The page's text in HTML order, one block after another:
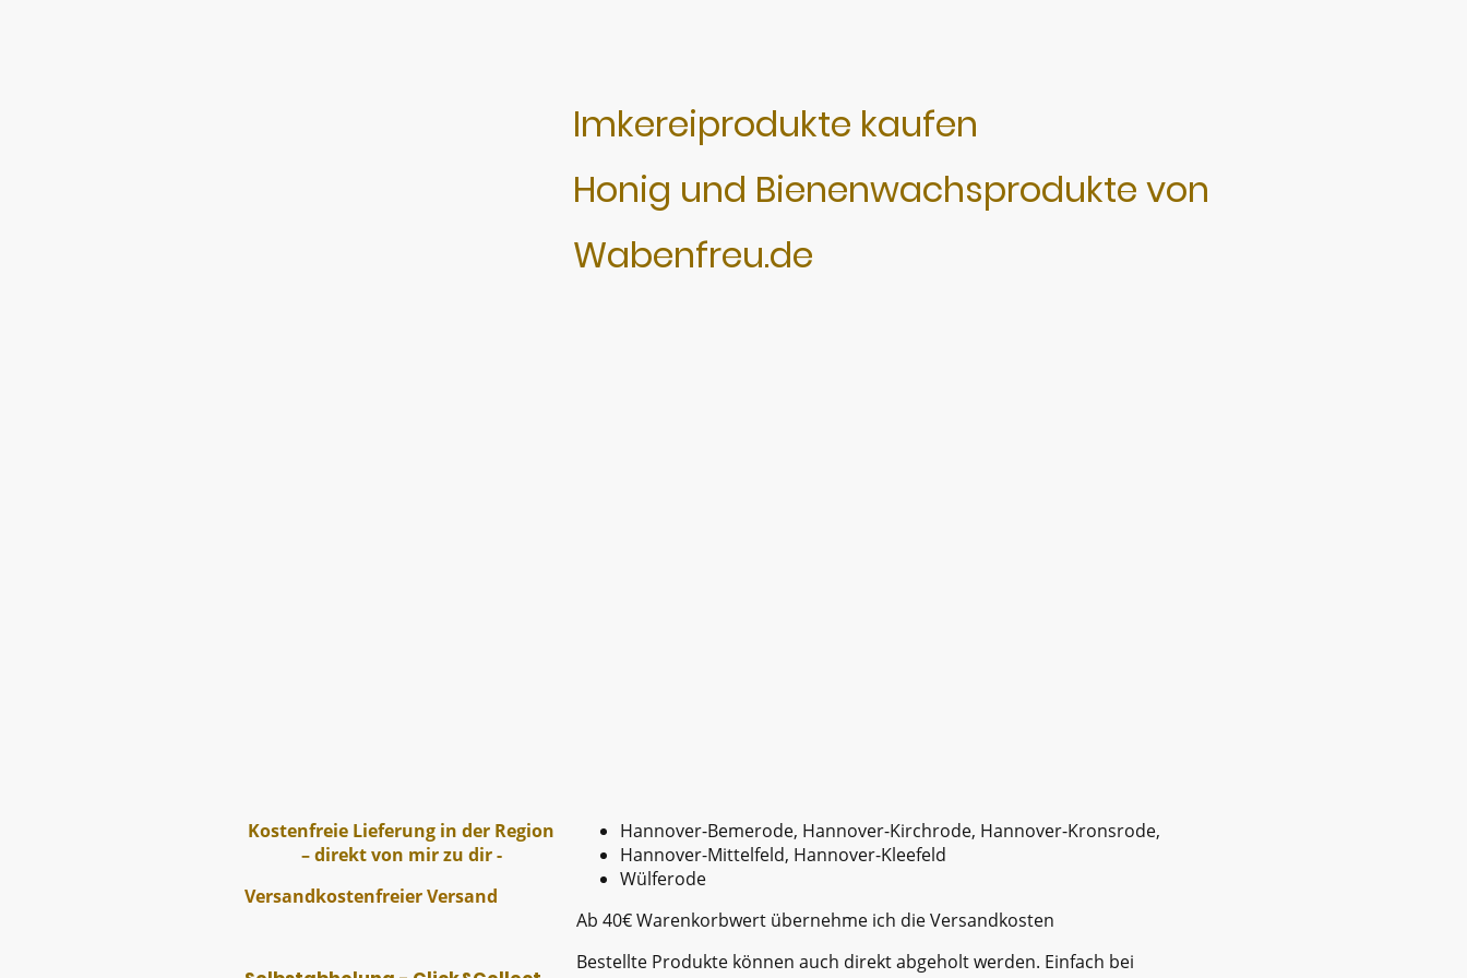
Imkereiprodukte kaufen
Honig und Bienenwachsprodukte von
Wabenfreu.de
Kostenfreie Lieferung in der Region
– direkt von mir zu dir -
Versandkostenfreier Versand
Hannover-Bemerode, Hannover-Kirchrode, Hannover-Kronsrode,
Hannover-Mittelfeld, Hannover-Kleefeld
Wülferode
Ab 40€ Warenkorbwert übernehme ich die Versandkosten
Bestellte Produkte können auch direkt abgeholt werden. Einfach bei